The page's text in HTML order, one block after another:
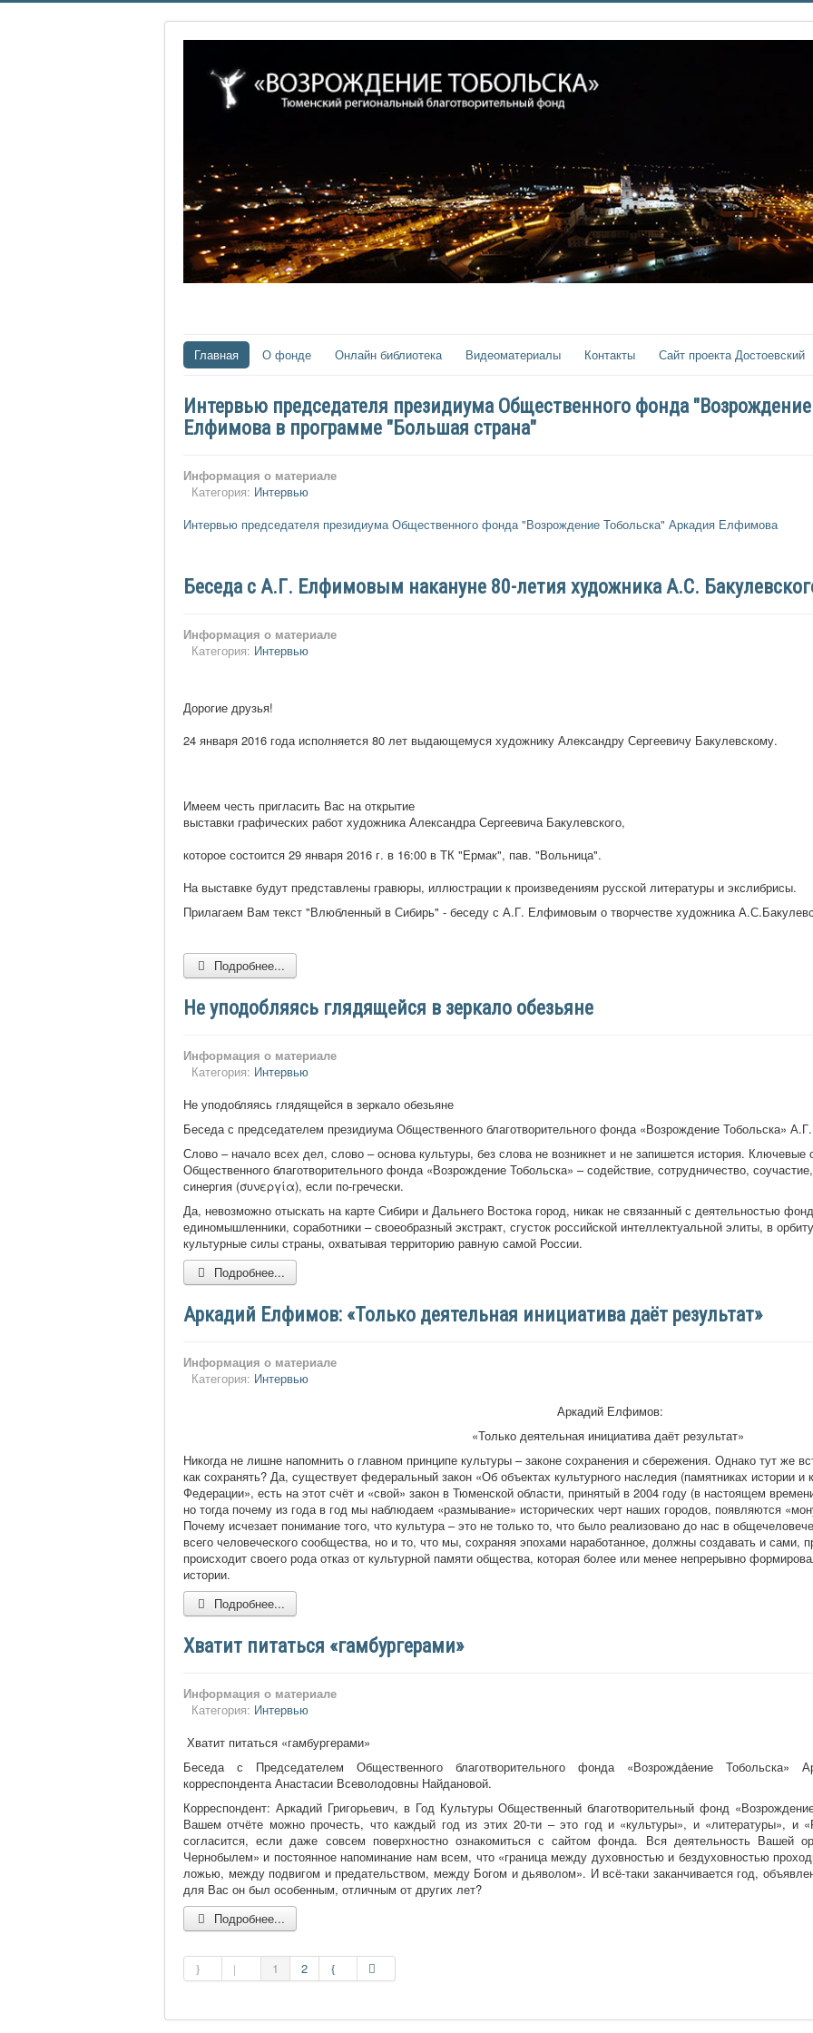
Главная О фонде Онлайн библиотека Видеоматериалы Контакты Сайт проекта Достоевский
Интервью председателя президиума Общественного фонда
Елфимова в программе "Большая страна"
Информация о материале
Категория: Интервью
Интервью председателя президиума Общественного фонда "Возрождение Тобольска" Аркадия Елфимова
Беседа с А.Г. Елфимовым накануне 80-летия художника А.С.
Информация о материале
Категория: Интервью
Дорогие друзья!
24 января 2016 года исполняется 80 лет выдающемуся художнику Александру Сергеевичу Бакулевскому.
Имеем честь пригласить Вас на открытие
выставки графических работ художника Александра Сергеевича Бакулевского,
которое состоится 29 января 2016 г. в 16:00 в ТК "Ермак", пав. "Вольница".
На выставке будут представлены гравюры, иллюстрации к произведениям русской литературы и экслибрисы.
Прилагаем Вам текст "Влюбленный в Сибирь" - беседу с А.Г. Елфимовым о творчестве художника
Подробнее...
Не уподобляясь глядящейся в зеркало обезьяне
Информация о материале
Категория: Интервью
Не уподобляясь глядящейся в зеркало обезьяне
Беседа с председателем президиума Общественного благотворительного фонда «Возрождение Тобольска»
Слово – начало всех дел, слово – основа культуры, без слова не возникнет и не запишется история.
Общественного благотворительного фонда «Возрождение Тобольска» – содействие, сотрудничество,
синергия (συνεργία), если по-гречески.
Да, невозможно отыскать на карте Сибири и Дальнего Востока город, никак не связанный с деятельностью
единомышленники, соработники – своеобразный экстракт, сгусток российской интеллектуальной элиты, в
культурные силы страны, охватывая территорию равную самой России.
Подробнее...
Аркадий Елфимов: «Только деятельная инициатива даёт результат»
Информация о материале
Категория: Интервью
Аркадий Елфимов:
«Только деятельная инициатива даёт результат»
Никогда не лишне напомнить о главном принципе культуры – законе сохранения и сбережения. Однако тут же
как сохранять? Да, существует федеральный закон «Об объектах культурного наследия (памятниках истории и
Федерации», есть на этот счёт и «свой» закон в Тюменской области, принятый в 2004 году (в настоящем
но тогда почему из года в год мы наблюдаем «размывание» исторических черт наших городов, появляются
Почему исчезает понимание того, что культура – это не только то, что было реализовано до нас в
всего человеческого сообщества, но и то, что мы, сохраняя эпохами наработанное, должны создавать и сами,
происходит своего рода отказ от культурной памяти общества, которая более или менее непрерывно
истории.
Подробнее...
Хватит питаться «гамбургерами»
Информация о материале
Категория: Интервью
Хватит питаться «гамбургерами»
Беседа с Председателем Общественного благотворительного фонда «Возрождåение Тобольска»
корреспондента Анастасии Всеволодовны Найдановой.
Корреспондент: Аркадий Григорьевич, в Год Культуры Общественный благотворительный фонд
Вашем отчёте можно прочесть, что каждый год из этих 20-ти – это год и «культуры», и «литературы», и
согласится, если даже совсем поверхностно ознакомиться с сайтом фонда. Вся деятельность Вашей
Чернобылем» и постоянное напоминание нам всем, что «граница между духовностью и бездуховностью
ложью, между подвигом и предательством, между Богом и дьяволом». И всё-таки заканчивается год,
для Вас он был особенным, отличным от других лет?
Подробнее...
1 2